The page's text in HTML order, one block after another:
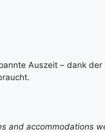
Auszeit – dank
and accommodations